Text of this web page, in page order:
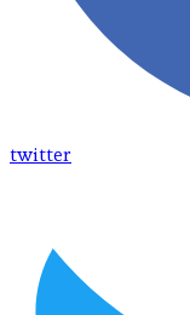
twitter